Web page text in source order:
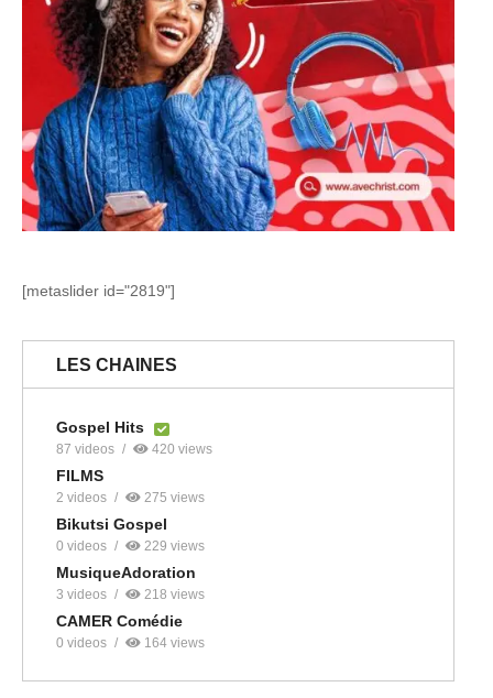
[metaslider id="2819"]
LES CHAINES
Gospel Hits
87 videos 420 views
FILMS
2 videos 275 views
Bikutsi Gospel
0 videos 229 views
MusiqueAdoration
3 videos 218 views
CAMER Comédie
0 videos 164 views